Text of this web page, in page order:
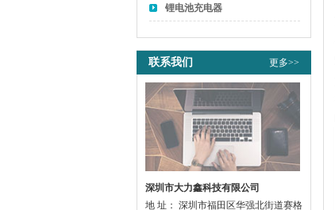
锂电池充电器
联系我们 更多>>
深圳市大力鑫科技有限公司
地 址： 深圳市福田区华强北街道赛格